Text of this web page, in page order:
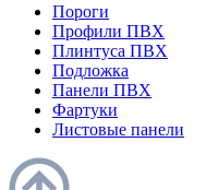
Пороги
Профили ПВХ
Плинтуса ПВХ
Подложка
Панели ПВХ
Фартуки
Листовые панели